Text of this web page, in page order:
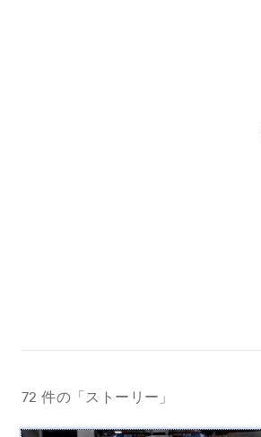
72 件の「ストーリー」